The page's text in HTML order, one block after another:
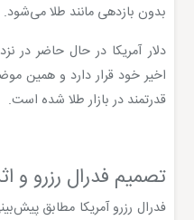
بدون بازدهی مانند طلا می‌شود.
دلار آمریکا در حال حاضر در
اخیر خود قرار دارد و همین
قدرتمند در بازار طلا شده است.
تصمیم فدرال رزرو و